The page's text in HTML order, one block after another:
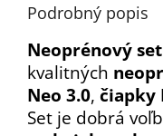
Podrobný popis
Neoprénový
kvalitných
Neo 3.0, čiapky
Set je dobrá